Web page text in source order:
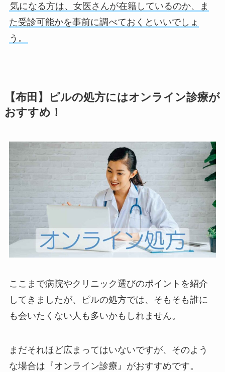
気になる方は、女医さんが在籍しているのか、ま
た受診可能かを事前に調べておくといいでしょ
う。
【布田】ピルの処方にはオンライン診療が
おすすめ！
ここまで病院やクリニック選びのポイントを紹介
してきましたが、ピルの処方では、そもそも誰に
も会いたくない人も多いかもしれません。
まだそれほど広まってはいないですが、そのよう
な場合は『オンライン診療』がおすすめです。